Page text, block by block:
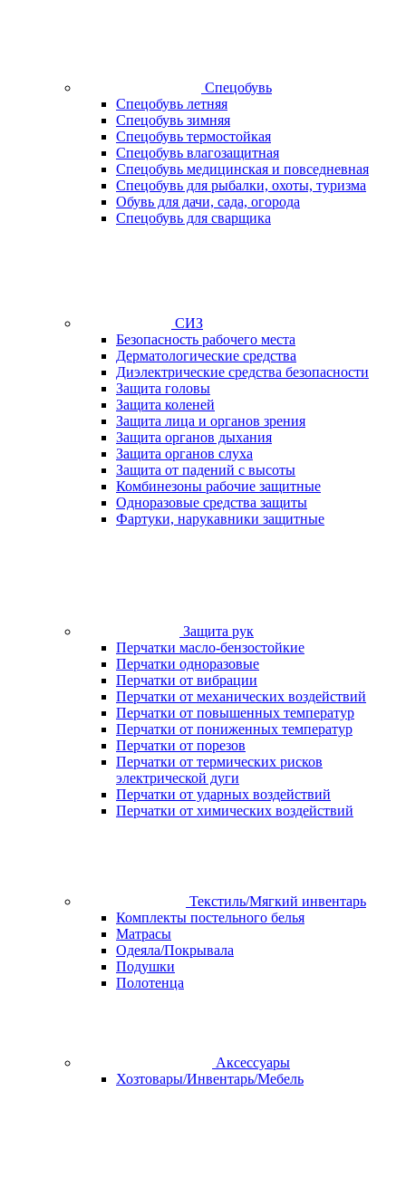
Спецобувь
Спецобувь летняя
Спецобувь зимняя
Спецобувь термостойкая
Спецобувь влагозащитная
Спецобувь медицинская и повседневная
Спецобувь для рыбалки, охоты, туризма
Обувь для дачи, сада, огорода
Спецобувь для сварщика
СИЗ
Безопасность рабочего места
Дерматологические средства
Диэлектрические средства безопасности
Защита головы
Защита коленей
Защита лица и органов зрения
Защита органов дыхания
Защита органов слуха
Защита от падений с высоты
Комбинезоны рабочие защитные
Одноразовые средства защиты
Фартуки, нарукавники защитные
Защита рук
Перчатки масло-бензостойкие
Перчатки одноразовые
Перчатки от вибрации
Перчатки от механических воздействий
Перчатки от повышенных температур
Перчатки от пониженных температур
Перчатки от порезов
Перчатки от термических рисков
электрической дуги
Перчатки от ударных воздействий
Перчатки от химических воздействий
Текстиль/Мягкий инвентарь
Комплекты постельного белья
Матрасы
Одеяла/Покрывала
Подушки
Полотенца
Аксессуары
Хозтовары/Инвентарь/Мебель